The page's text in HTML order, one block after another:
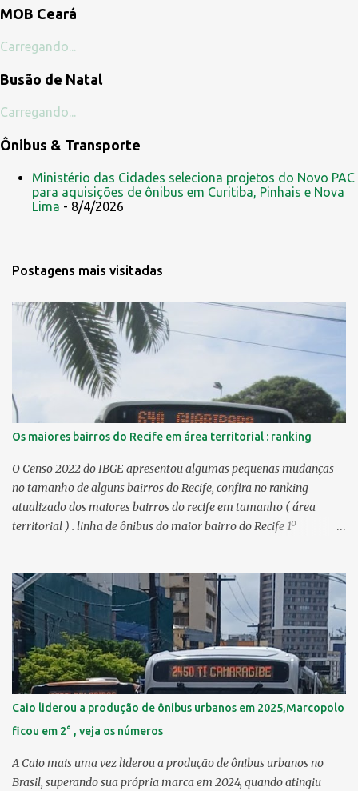
s
MOB Ceará
Carregando...
Busão de Natal
Carregando...
Ônibus & Transporte
Ministério das Cidades seleciona projetos do Novo PAC
para aquisições de ônibus em Curitiba, Pinhais e Nova
Lima - 8/4/2026
Postagens mais visitadas
Os maiores bairros do Recife em área territorial : ranking
O Censo 2022 do IBGE apresentou algumas pequenas mudanças
no tamanho de alguns bairros do Recife, confira no ranking
atualizado dos maiores bairros do recife em tamanho ( área
territorial ) . linha de ônibus do maior bairro do Recife 1º
Curado 7,98 km² 5º Boa Viagem 7,76 km² > no Censo 2010 : 7,53
km² 6º Imbiribeira 6,65 km² > no Censo 2010 : 6,66 km² 7º Pina
6,29 km² 8º Dois Irmãos 5,85 km² 9º Barro 4,54 km² 10º Iputinga
4,33 km² > no Censo 2010 : 4,34 km² 11º Cohab 4,33 km² > no
Censo 2010: 4,26 km² 12º Passarinho 4,06 km² 13º Santo Amaro
3,80 km² 14º Afogados 3,69 km² 15º Cordeiro 3,40 km² 16º São José
3,26 km² 17º Dois Unidos 3,12 km² 18...
Caio liderou a produção de ônibus urbanos em 2025,Marcopolo
ficou em 2° , veja os números
A Caio mais uma vez liderou a produção de ônibus urbanos no
Brasil, superando sua própria marca em 2024, quando atingiu